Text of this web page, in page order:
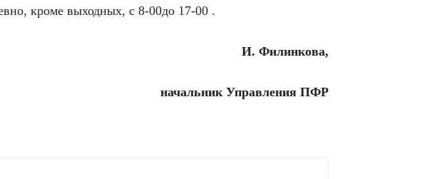
кроме выходных, с 8-00до 17-00 .
И. Филинкова,
начальник Управления ПФР